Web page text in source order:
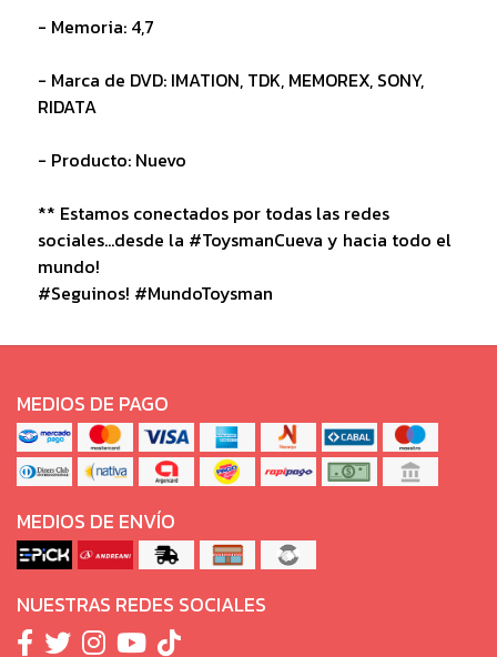
- Memoria: 4,7
- Marca de DVD: IMATION, TDK, MEMOREX, SONY,
RIDATA
- Producto: Nuevo
** Estamos conectados por todas las redes
sociales...desde la #ToysmanCueva y hacia todo el
mundo!
#Seguinos! #MundoToysman
MEDIOS DE PAGO
MEDIOS DE ENVÍO
NUESTRAS REDES SOCIALES